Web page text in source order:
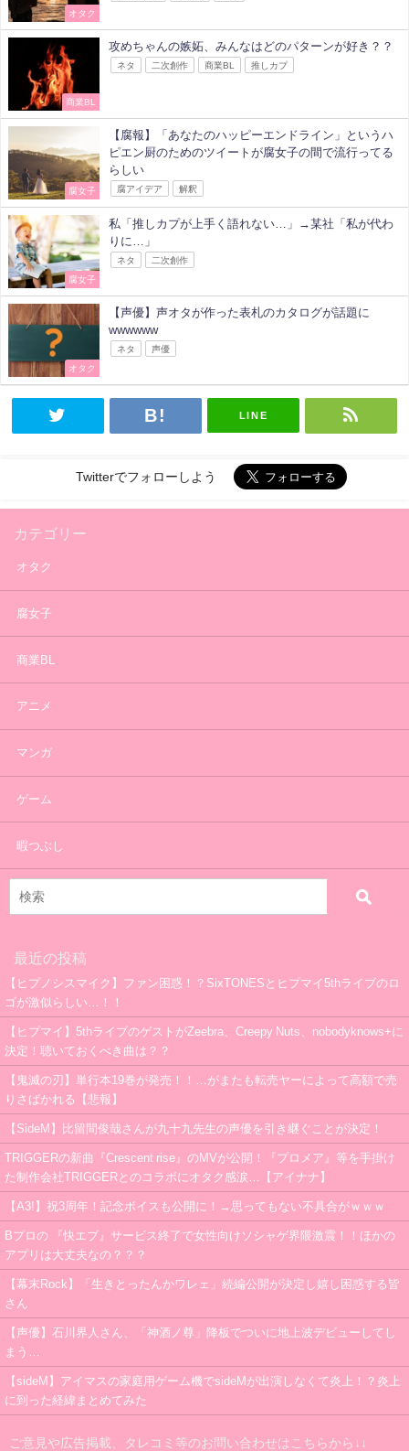
オタク
商業BL
攻めちゃんの嫉妬、みんなはどのパターンが好き？？
ネタ 二次創作 商業BL 推しカプ
腐女子
【腐報】「あなたのハッピーエンドライン」というハ
ピエン厨のためのツイートが腐女子の間で流行ってる
らしい
腐アイデア 解釈
腐女子
私「推しカプが上手く語れない…」→某社「私が代わ
りに…」
ネタ 二次創作
オタク
【声優】声オタが作った表札のカタログが話題に
wwwwww
ネタ 声優
LINE
Twitterでフォローしよう
カテゴリー
オタク
腐女子
商業BL
アニメ
マンガ
ゲーム
暇つぶし
最近の投稿
【ヒプノシスマイク】ファン困惑！？SixTONESとヒプマイ5thライブのロ
ゴが激似らしい…！！
【ヒプマイ】5thライブのゲストがZeebra、Creepy Nuts、nobodyknows+に
決定！聴いておくべき曲は？？
【鬼滅の刃】単行本19巻が発売！！…がまたも転売ヤーによって高額で売
りさばかれる【悲報】
【SideM】比留間俊哉さんが九十九先生の声優を引き継ぐことが決定！
TRIGGERの新曲『Crescent rise』のMVが公開！『プロメア』等を手掛け
た制作会社TRIGGERとのコラボにオタク感涙…【アイナナ】
【A3!】祝3周年！記念ボイスも公開に！→思ってもない不具合がｗｗｗ
Bプロの 『快エブ』サービス終了で女性向けソシャゲ界隈激震！！ほかの
アプリは大丈夫なの？？？
【幕末Rock】「生きとったんかワレェ」続編公開が決定し嬉し困惑する皆
さん
【声優】石川界人さん、「神酒ノ尊」降板でついに地上波デビューしてし
まう…
【sideM】アイマスの家庭用ゲーム機でsideMが出演しなくて炎上！？炎上
に到った経緯まとめてみた
ご意見や広告掲載、タレコミ等のお問い合わせはこちらから↓↓